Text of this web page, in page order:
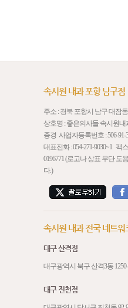
속시원 내과 포항 남구점
주소 : 경북 포항시 남구 대잠
상호명 : 좋은의사들 속시원내
종경 사업자등록번호 : 506-91-
대표전화 :054-271-9030~1 팩스
0196771 (로고나 상표 무단 도
다.)
속시원 내과 전국 네트워
대구 산격점
대구광역시 북구 산격3동
대구 진천점